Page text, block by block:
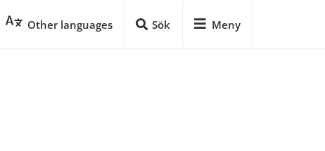
Other languages Sök Meny